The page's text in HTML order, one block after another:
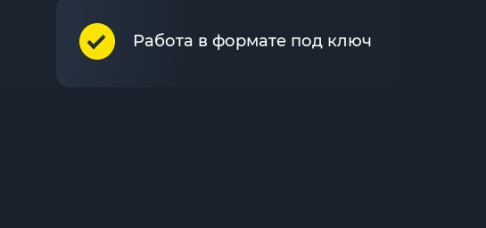
Работа в формате под ключ